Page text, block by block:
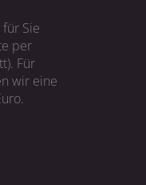
Sie
per
Für
wir eine